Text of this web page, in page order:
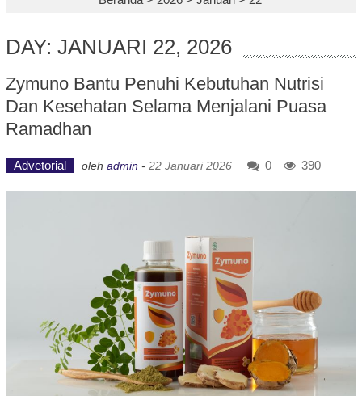
DAY: JANUARI 22, 2026
Zymuno Bantu Penuhi Kebutuhan Nutrisi
Dan Kesehatan Selama Menjalani Puasa
Ramadhan
Advetorial oleh admin - 22 Januari 2026 0 390